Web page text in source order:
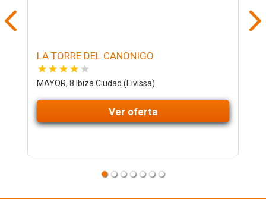
LA TORRE DEL CANONIGO
MAYOR, 8 Ibiza Ciudad (Eivissa)
Ver oferta